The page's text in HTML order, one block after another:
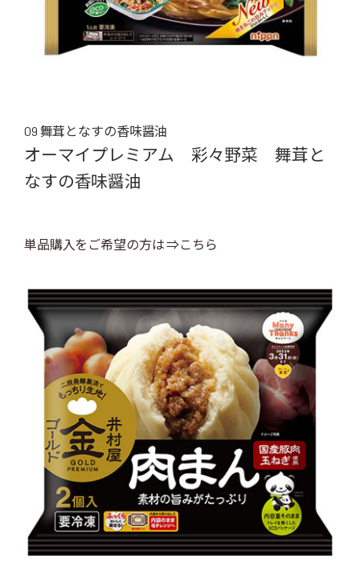
09 舞茸となすの香味醤油
オーマイプレミアム 彩々野菜 舞茸と
なすの香味醤油
単品購入をご希望の方は ⇒こちら